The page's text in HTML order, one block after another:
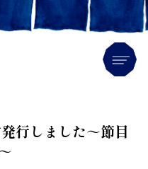
行しました～節目